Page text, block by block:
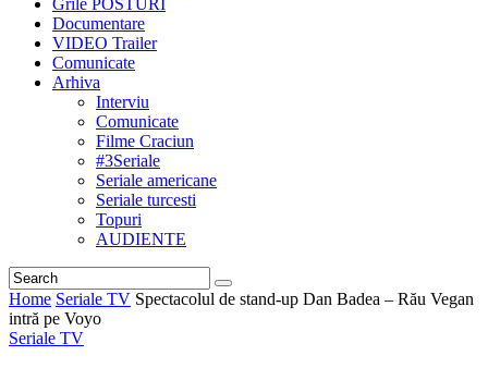
Documentare
VIDEO Trailer
Comunicate
Arhiva
Interviu
Comunicate
Filme Craciun
#3Seriale
Seriale americane
Seriale turcesti
Topuri
AUDIENTE
Home Seriale TV Spectacolul de stand-up Dan Badea – Rău Vegan
intră pe Voyo
Seriale TV